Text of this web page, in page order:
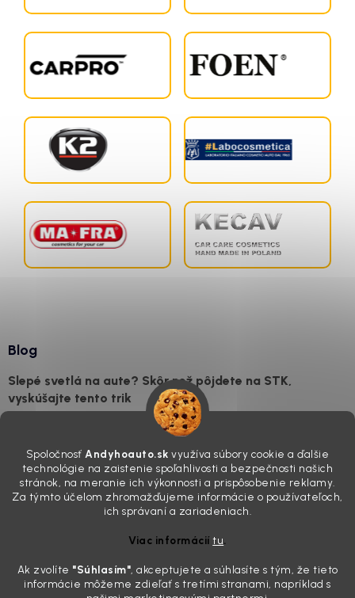
Spoločnosť Andyhoauto.sk využíva súbory cookie a ďalšie
technológie na zaistenie spoľahlivosti a bezpečnosti našich
stránok, na meranie ich výkonnosti a prispôsobenie reklamy.
Za týmto účelom zhromažďujeme informácie o používateľoch,
ich správaní a zariadeniach.
Viac informáciítu.
Ak zvolíte "Súhlasím", akceptujete a súhlasíte s tým, že tieto
informácie môžeme zdieľať s tretími stranami, napríklad s
Blog
Slepé svetlá na aute? Skôr než pôjdete na STK,
vyskúšajte tento trik
skutočnosti je? Často za to môžu práve „slepé“ svetlomety. Ten
mliečny, drsný povrch nie je len estetická vada. Keď slnko a soľ urobia
svoje, plexisklo začne svetlo rozptyľovať namiesto to...
Zabudnite na handru. Ak chcete mať auto naozaj čisté,
Poznáte ten moment. Vonku svieti slnko, vy sedíte v čerstvo
„upratanom“ aute, no pri pohľade na palubnú dosku vás ide poraziť. V